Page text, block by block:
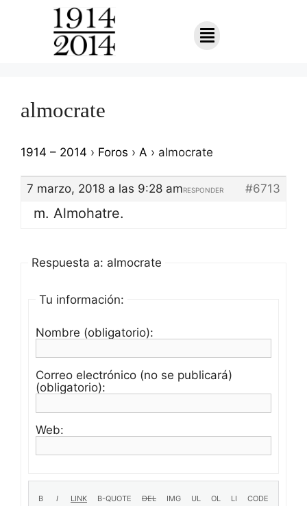
almocrate
1914 – 2014 › Foros › A › almocrate
7 marzo, 2018 a las 9:28 am #6713
RESPONDER
m. Almohatre.
Respuesta a: almocrate
Tu información:
Nombre (obligatorio):
Correo electrónico (no se publicará)
(obligatorio):
Web: